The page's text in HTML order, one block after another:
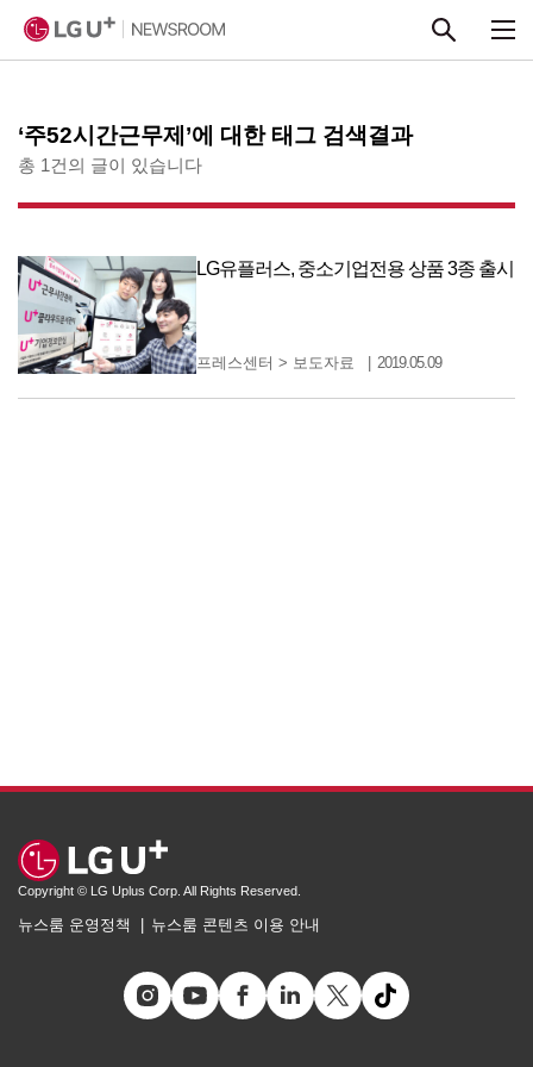
‘주52시간근무제’에 대한 태그 검색결과
총 1건의 글이 있습니다
LG유플러스, 중소기업전용 상품 3종 출시
프레스센터 > 보도자료 2019.05.09
Copyright © LG Uplus Corp. All Rights Reserved.
뉴스룸 운영정책 뉴스룸 콘텐츠 이용 안내